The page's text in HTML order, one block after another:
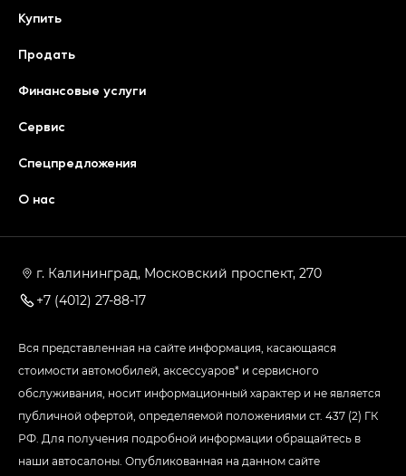
г. Калининград, Московский проспект, 270
+7 (4012) 27-88-17
Купить
Продать
Финансовые услуги
Сервис
Спецпредложения
О нас
Вся представленная на сайте информация, касающаяся
стоимости автомобилей, аксессуаров* и сервисного
обслуживания, носит информационный характер и не является
публичной офертой, определяемой положениями ст. 437 (2) ГК
РФ. Для получения подробной информации обращайтесь в
наши автосалоны. Опубликованная на данном сайте